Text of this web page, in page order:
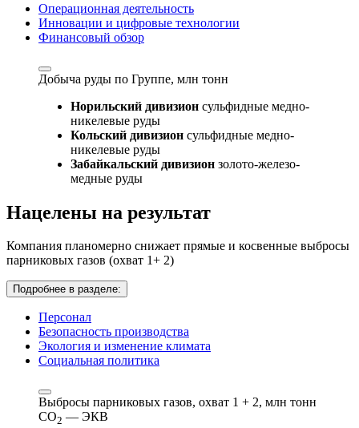
Операционная деятельность
Инновации и цифровые технологии
Финансовый обзор
Добыча руды по Группе, млн тонн
Норильский дивизион сульфидные медно-
никелевые руды
Кольский дивизион сульфидные медно-
никелевые руды
Забайкальский дивизион золото-железо-
медные руды
Нацелены на результат
Компания планомерно снижает прямые и косвенные выбросы
парниковых газов (охват 1+ 2)
Подробнее в разделе:
Персонал
Безопасность производства
Экология и изменение климата
Социальная политика
Выбросы парниковых газов, охват 1 + 2, млн тонн
СО2 — ЭКВ